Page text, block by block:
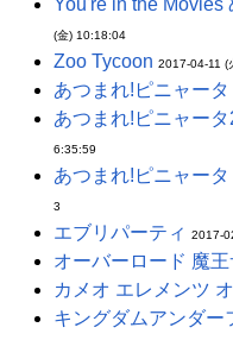
You're in the Movies
(金) 10:18:04
Zoo Tycoon 2017-04-11 (
あつまれ!ピニャータ
あつまれ!ピニャー
6:35:59
あつまれ!ピニャー
3
エブリパーティ 2017-
オーバーロード 魔
カメオ エレメンツ
キングダムアンダー